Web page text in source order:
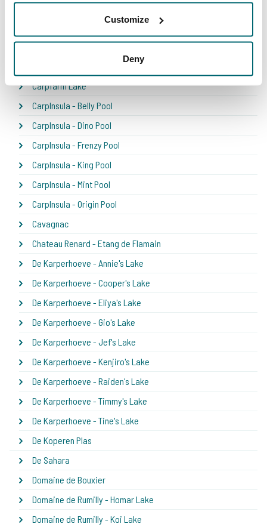
Customize
Deny
Bel Eaux - Etang du Yeti
Boschetto
Carpfarm Lake
CarpInsula - Belly Pool
CarpInsula - Dino Pool
CarpInsula - Frenzy Pool
CarpInsula - King Pool
CarpInsula - Mint Pool
CarpInsula - Origin Pool
Cavagnac
Chateau Renard - Etang de Flamain
De Karperhoeve - Annie's Lake
De Karperhoeve - Cooper's Lake
De Karperhoeve - Eliya's Lake
De Karperhoeve - Gio's Lake
De Karperhoeve - Jef's Lake
De Karperhoeve - Kenjiro's Lake
De Karperhoeve - Raiden's Lake
De Karperhoeve - Timmy's Lake
De Karperhoeve - Tine's Lake
De Koperen Plas
De Sahara
Domaine de Bouxier
Domaine de Rumilly - Homar Lake
Domaine de Rumilly - Koi Lake